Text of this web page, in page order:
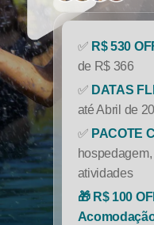
✅ R$ 530
de R$ 366
✅ DATAS
até Abril de
✅ PACOTE
atividades
🎁 R$ 100